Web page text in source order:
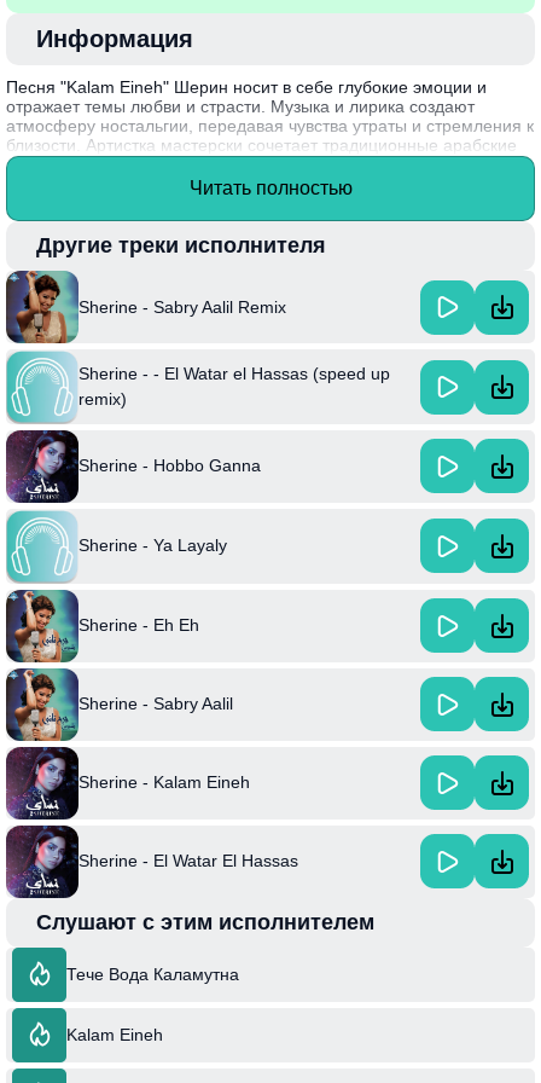
Информация
Песня "Kalam Eineh" Шерин носит в себе глубокие эмоции и
отражает темы любви и страсти. Музыка и лирика создают
атмосферу ностальгии, передавая чувства утраты и стремления к
близости. Артистка мастерски сочетает традиционные арабские
мелодии с современными ритмами, что делает композицию
особенно запоминающейся. Каждый куплет погружает слушателя
любовных отношений.
Ширин, известная своей уникальной вокальной техникой и
харизмой, стала одной из самых популярных певиц в арабском
мире, завоевав сердца миллионов фанатов благодаря своим
искренним и эмоциональным исполнению.
Читать полностью
Другие треки исполнителя
Sherine - Sabry Aalil Remix
Sherine - - El Watar el Hassas (speed up
remix)
Sherine - Hobbo Ganna
Sherine - Ya Layaly
Sherine - Eh Eh
Sherine - Sabry Aalil
Sherine - Kalam Eineh
Sherine - El Watar El Hassas
Слушают с этим исполнителем
Тече Вода Каламутна
Kalam Eineh